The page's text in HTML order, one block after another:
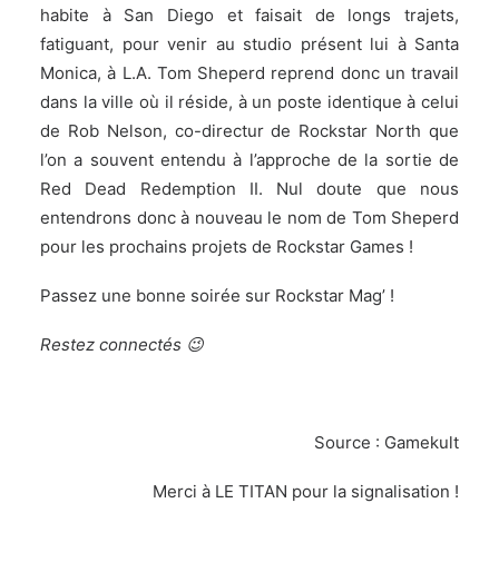
habite à San Diego et faisait de longs trajets,
fatiguant, pour venir au studio présent lui à Santa
Monica, à L.A. Tom Sheperd reprend donc un travail
dans la ville où il réside, à un poste identique à celui
de Rob Nelson, co-directur de Rockstar North que
l’on a souvent entendu à l’approche de la sortie de
Red Dead Redemption II. Nul doute que nous
entendrons donc à nouveau le nom de Tom Sheperd
pour les prochains projets de Rockstar Games !
Passez une bonne soirée sur Rockstar Mag’ !
Restez connectés 😉
Source : Gamekult
Merci à LE TITAN pour la signalisation !